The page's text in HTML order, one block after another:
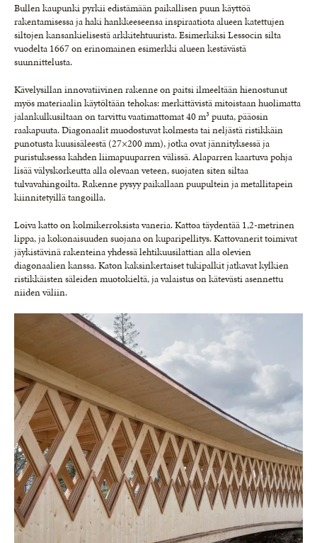
Bullen kaupunki pyrkii edistämään paikallisen puun käyttöä
rakentamisessa ja haki hankkeeseensa inspiraatiota alueen katettujen
siltojen kansankielisestä arkkitehtuurista. Esimerkiksi Lessocin silta
vuodelta 1667 on erinomainen esimerkki alueen kestävästä
suunnittelusta.
Kävelysillan innovatiivinen rakenne on paitsi ilmeeltään hienostunut
myös materiaalin käytöltään tehokas: merkittävistä mitoistaan huolimatta
jalankulkusiltaan on tarvittu vaatimattomat 40 m³ puuta, pääosin
raakapuuta. Diagonaalit muodostuvat kolmesta tai neljästä ristikkäin
punotusta kuusisäleestä (27×200 mm), jotka ovat jännityksessä ja
puristuksessa kahden liimapuuparren välissä. Alaparren kaartuva pohja
lisää välyskorkeutta alla olevaan veteen, suojaten siten siltaa
tulvavahingoilta. Rakenne pysyy paikallaan puupultein ja metallitapein
kiinnitetyillä tangoilla.
Loiva katto on kolmikerroksista vaneria. Kattoa täydentää 1,2-metrinen
lippa, ja kokonaisuuden suojana on kuparipellitys. Kattovanerit toimivat
jäykistävinä rakenteina yhdessä lehtikuusilattian alla olevien
diagonaalien kanssa. Katon kaksinkertaiset tukipalkit jatkavat kylkien
ristikkäisten säleiden muotokieltä, ja valaistus on kätevästi asennettu
niiden väliin.